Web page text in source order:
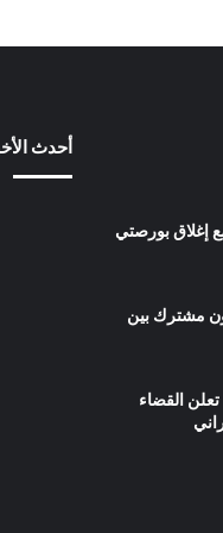
إغلاق بورصتي
2030 سيكون مشترك بين
القضاء
أحدث